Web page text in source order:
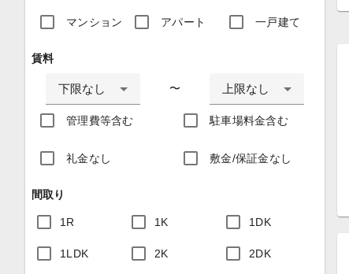
マンション アパート 一戸建て
賃料
下限なし 〜 上限なし
管理費等含む 駐車場料金含む
礼金なし 敷金/保証金なし
間取り
1R 1K 1DK
1LDK 2K 2DK